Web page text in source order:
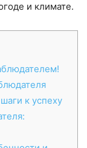
и климате.
к успеху